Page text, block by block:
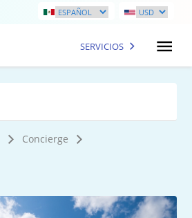
SERVICIOS
Concierge